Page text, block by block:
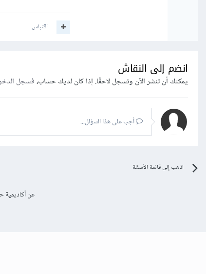
اقتباس
انضم إلى النقاش
يمكنك أن تنشر الآن وتسجل لاحقًا. إذا كان لديك حساب،فسجل
أجب على هذا السؤال...
اذهب إلى قائمة الأسئلة
عن